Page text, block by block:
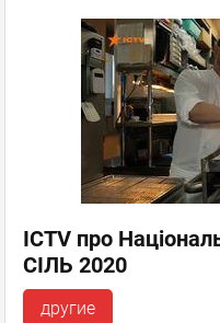
ICTV про
СІЛЬ 2020
другие